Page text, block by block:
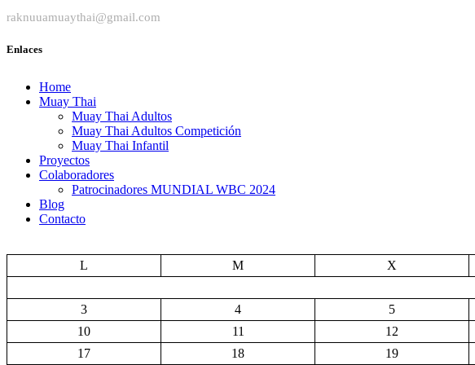
raknuuamuaythai@gmail.com
Enlaces
Home
Muay Thai
Muay Thai Adultos
Muay Thai Adultos Competición
Muay Thai Infantil
Proyectos
Colaboradores
Patrocinadores MUNDIAL WBC 2024
Blog
Contacto
L
M X
3
4 5
10
11 12
17
18 19